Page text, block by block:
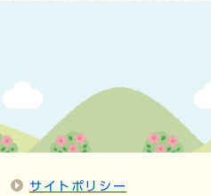
サイトポリシー